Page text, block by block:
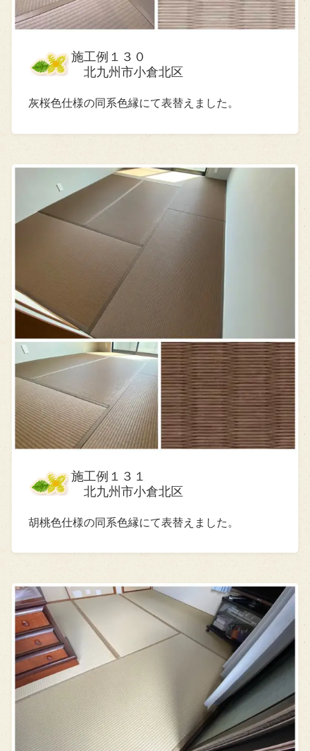
施工例１３０
北九州市小倉北区
灰桜色仕様の同系色縁にて表替えました。
施工例１３１
北九州市小倉北区
胡桃色仕様の同系色縁にて表替えました。